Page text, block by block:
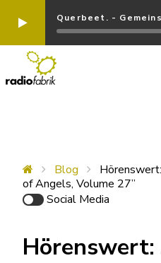
Querbeet. -
Blog
of Angels, Volume 27”
Social Media
Hörenswert: